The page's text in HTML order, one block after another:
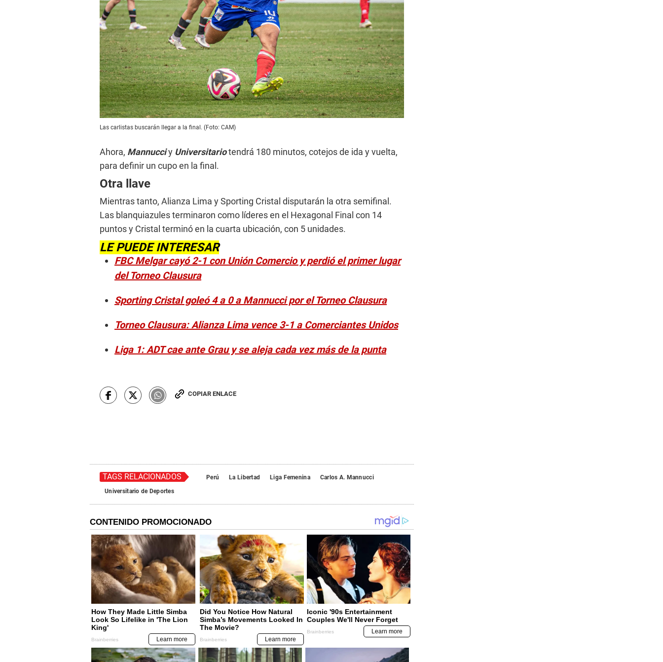
Las carlistas buscarán llegar a la final. (Foto: CAM)
Ahora, Mannucciy Universitariotendrá 180 minutos, cotejos de ida y vuelta,
para definir un cupo en la final.
Otra llave
Mientras tanto, Alianza Lima y Sporting Cristal disputarán la otra semifinal.
Las blanquiazules terminaron como líderes en el Hexagonal Final con 14
puntos y Cristal terminó en la cuarta ubicación, con 5 unidades.
LE PUEDE INTERESAR
FBC Melgar cayó 2-1 con Unión Comercio y perdió el primer lugar
del Torneo Clausura
Sporting Cristal goleó 4 a 0 a Mannucci por el Torneo Clausura
Torneo Clausura: Alianza Lima vence 3-1 a Comerciantes Unidos
Liga 1: ADT cae ante Grau y se aleja cada vez más de la punta
COPIAR ENLACE
TAGS RELACIONADOS Perú La Libertad Liga Femenina
Carlos A. Mannucci
Universitario de Deportes